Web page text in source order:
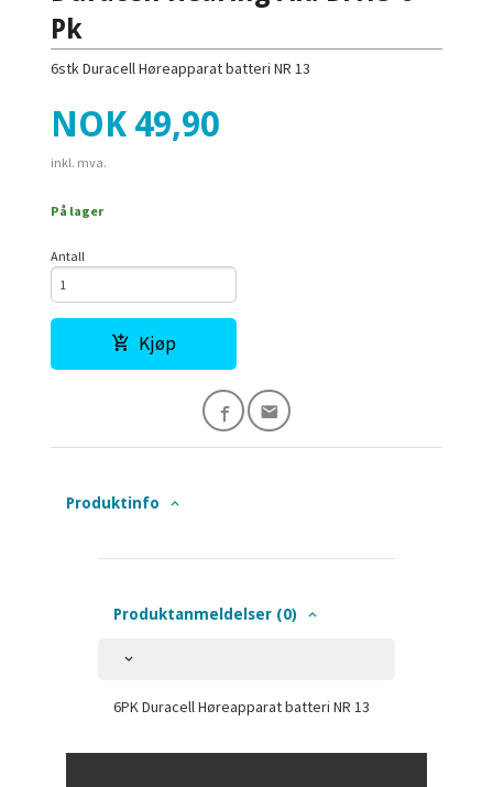
Pk
6stk Duracell Høreapparat batteri NR 13
Pris
NOK 49,90
inkl. mva.
På lager
Antall
Kjøp
Produktinfo
Produktanmeldelser (0)
6PK Duracell Høreapparat batteri NR 13